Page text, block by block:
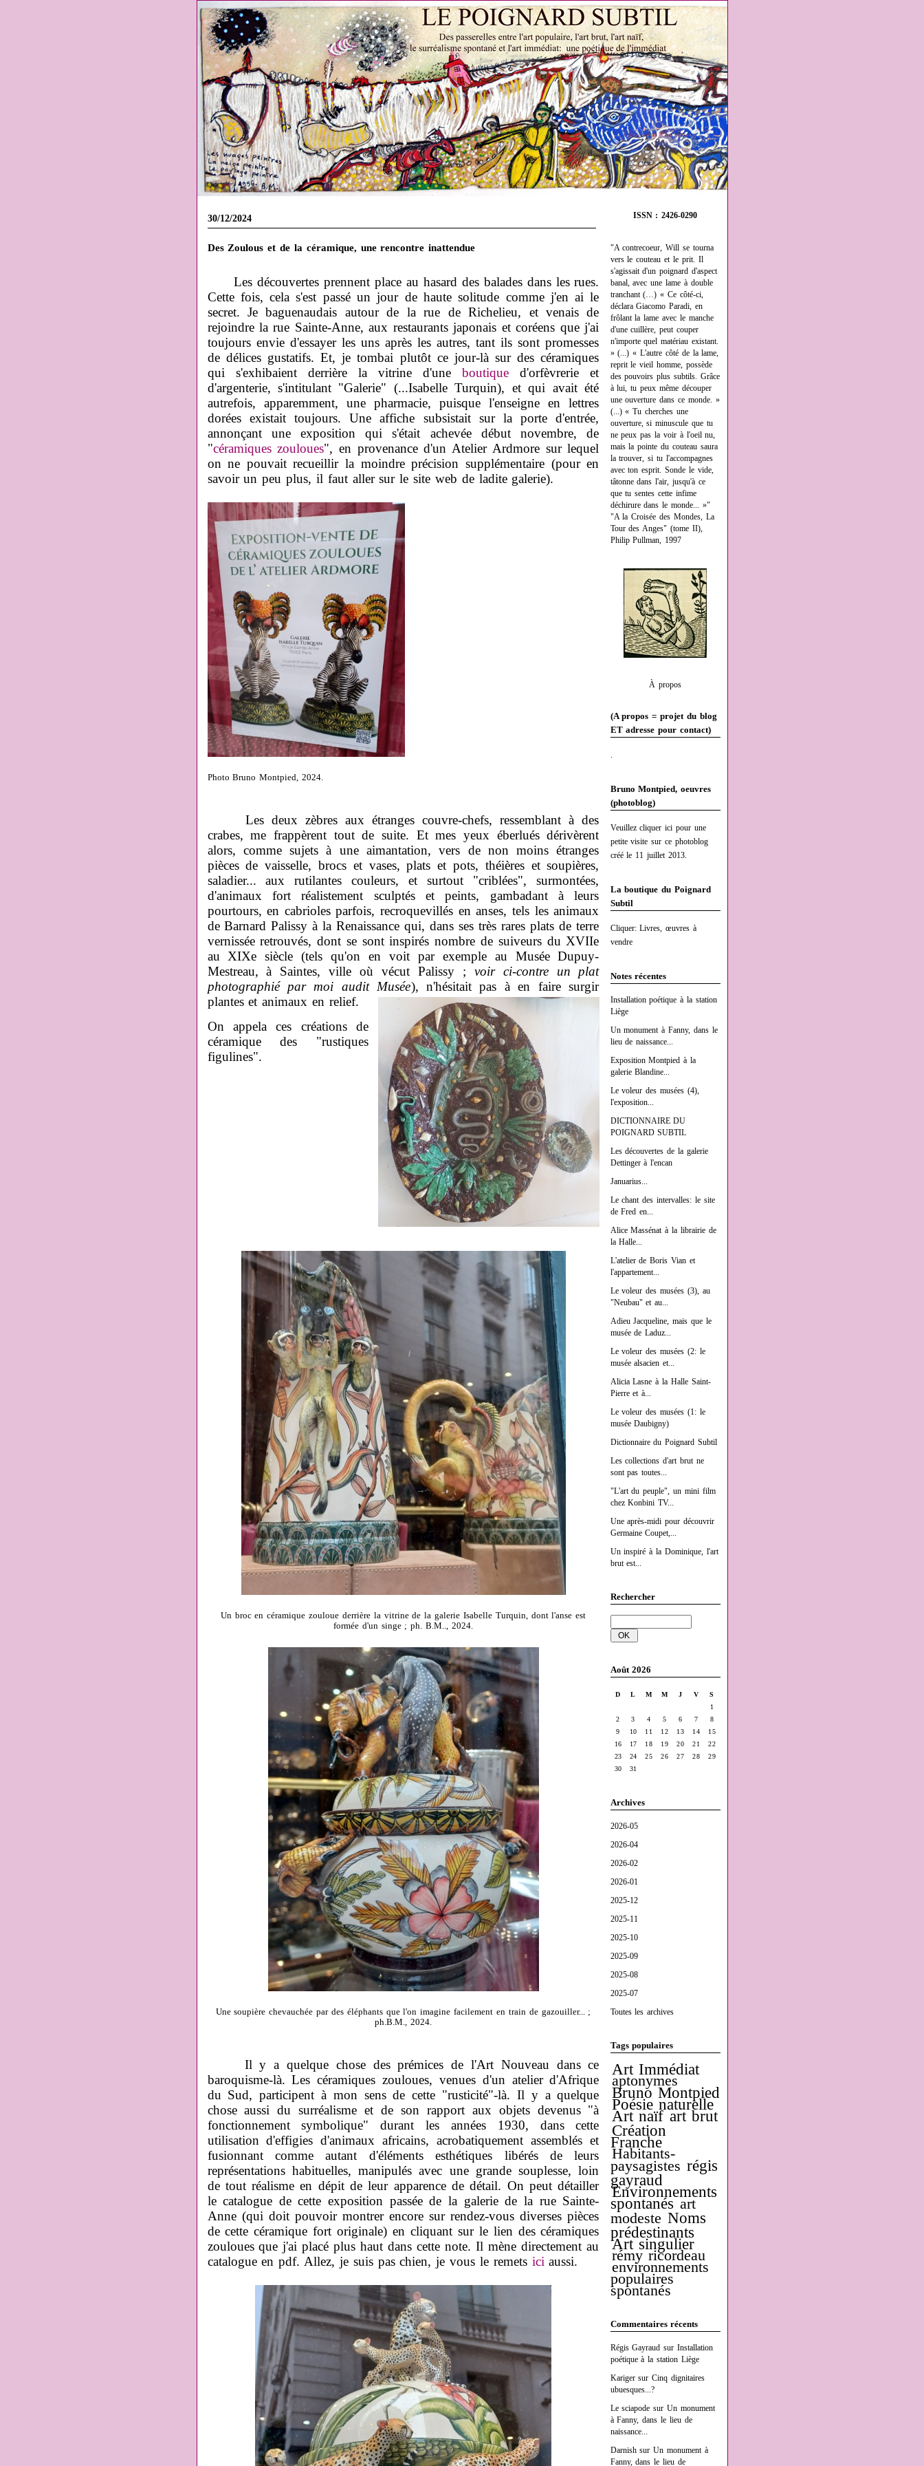
ISSN : 2426-0290
"A contrecoeur, Will se tourna
vers le couteau et le prit. Il
s'agissait d'un poignard d'aspect
banal, avec une lame à double
tranchant (…) « Ce côté-ci,
déclara Giacomo Paradi, en
frôlant la lame avec le manche
d'une cuillère, peut couper
n'importe quel matériau existant.
» (...) « L'autre côté de la lame,
reprit le vieil homme, possède
des pouvoirs plus subtils. Grâce
à lui, tu peux même découper
une ouverture dans ce monde. »
(...) « Tu cherches une
ouverture, si minuscule que tu
ne peux pas la voir à l'oeil nu,
mais la pointe du couteau saura
la trouver, si tu l'accompagnes
avec ton esprit. Sonde le vide,
tâtonne dans l'air, jusqu'à ce
que tu sentes cette infime
déchirure dans le monde... »"
"A la Croisée des Mondes, La
Tour des Anges" (tome II),
Philip Pullman, 1997
À propos
(A propos = projet du blog
ET adresse pour contact)
.
Bruno Montpied, oeuvres
(photoblog)
Veuillez cliquer ici pour une
petite visite sur ce photoblog
créé le 11 juillet 2013.
La boutique du Poignard
Subtil
Cliquer: Livres, œuvres à
vendre
Notes récentes
Installation poétique à la station
Liège
Un monument à Fanny, dans le
lieu de naissance...
Exposition Montpied à la
galerie Blandine...
Le voleur des musées (4),
l'exposition...
DICTIONNAIRE DU
POIGNARD SUBTIL
Les découvertes de la galerie
Dettinger à l'encan
Januarius...
Le chant des intervalles: le site
de Fred en...
Alice Massénat à la librairie de
la Halle...
L'atelier de Boris Vian et
l'appartement...
Le voleur des musées (3), au
"Neubau" et au...
Adieu Jacqueline, mais que le
musée de Laduz...
Le voleur des musées (2: le
musée alsacien et...
Alicia Lasne à la Halle Saint-
Pierre et à...
Le voleur des musées (1: le
musée Daubigny)
Dictionnaire du Poignard Subtil
Les collections d'art brut ne
sont pas toutes...
"L'art du peuple", un mini film
chez Konbini TV...
Une après-midi pour découvrir
Germaine Coupet,...
Un inspiré à la Dominique, l'art
brut est...
Rechercher
Août 2026
D L M M J V
S
1
2
3 4 5 6 7
8
9
10 11 12 13 14
15
16
17 18 19 20 21
22
23
24 25 26 27 28
29
30
31
Archives
2026-05
2026-04
2026-02
2026-01
2025-12
2025-11
2025-10
2025-09
2025-08
2025-07
Toutes les archives
Tags populaires
Art Immédiat
aptonymes
Bruno Montpied
Poésie naturelle
Art naïf art brut
Création
Franche
Habitants-
paysagistes régis
gayraud
Environnements
spontanés art
modeste Noms
prédestinants
Art singulier
rémy ricordeau
environnements
populaires
spontanés
Commentaires récents
Régis Gayraud surInstallation
poétique à la station Liège
KarigersurCinq dignitaires
ubuesques...?
Le sciapode surUn monument
à Fanny, dans le lieu de
naissance...
DarnishsurUn monument à
Fanny, dans le lieu de
30/12/2024
Des Zoulous et de la céramique, une rencontre inattendue
Les découvertes prennent place au hasard des balades dans les rues.
Cette fois, cela s'est passé un jour de haute solitude comme j'en ai le
secret. Je baguenaudais autour de la rue de Richelieu, et venais de
rejoindre la rue Sainte-Anne, aux restaurants japonais et coréens que j'ai
toujours envie d'essayer les uns après les autres, tant ils sont promesses
de délices gustatifs. Et, je tombai plutôt ce jour-là sur des céramiques
qui s'exhibaient derrière la vitrine d'uneboutique d'orfèvrerie et
d'argenterie, s'intitulant "Galerie" (...Isabelle Turquin), et qui avait été
autrefois, apparemment, une pharmacie, puisque l'enseigne en lettres
dorées existait toujours. Une affiche subsistait sur la porte d'entrée,
annonçant une exposition qui s'était achevée début novembre, de
"céramiques zouloues", en provenance d'un Atelier Ardmore sur lequel
on ne pouvait recueillir la moindre précision supplémentaire (pour en
savoir un peu plus, il faut aller sur le site web de ladite galerie).
Photo Bruno Montpied, 2024.
Les deux zèbres aux étranges couvre-chefs, ressemblant à des
crabes, me frappèrent tout de suite. Et mes yeux éberlués dérivèrent
alors, comme sujets à une aimantation, vers de non moins étranges
pièces de vaisselle, brocs et vases, plats et pots, théières et soupières,
saladier... aux rutilantes couleurs, et surtout "criblées", surmontées,
d'animaux fort réalistement sculptés et peints, gambadant à leurs
pourtours, en cabrioles parfois, recroquevillés en anses, tels les animaux
de Barnard Palissy à la Renaissance qui, dans ses très rares plats de terre
vernissée retrouvés, dont se sont inspirés nombre de suiveurs du XVIIe
au XIXe siècle (tels qu'on en voit par exemple au Musée Dupuy-
Mestreau, à Saintes, ville où vécut Palissy ; voir ci-contre un plat
photographié par moi audit Musée), n'hésitait pas à en faire surgir
plantes et animaux en relief.
On appela ces créations de
céramique des "rustiques
figulines".
Un broc en céramique zouloue derrière la vitrine de la galerie Isabelle Turquin, dont l'anse est
formée d'un singe ; ph. B.M.., 2024.
Une soupière chevauchée par des éléphants que l'on imagine facilement en train de gazouiller... ;
ph.B.M., 2024.
Il y a quelque chose des prémices de l'Art Nouveau dans ce
baroquisme-là. Les céramiques zouloues, venues d'un atelier d'Afrique
du Sud, participent à mon sens de cette "rusticité"-là. Il y a quelque
chose aussi du surréalisme et de son rapport aux objets devenus "à
fonctionnement symbolique" durant les années 1930, dans cette
utilisation d'effigies d'animaux africains, acrobatiquement assemblés et
fusionnant comme autant d'éléments esthétiques libérés de leurs
représentations habituelles, manipulés avec une grande souplesse, loin
de tout réalisme en dépit de leur apparence de détail. On peut détailler
le catalogue de cette exposition passée de la galerie de la rue Sainte-
Anne (qui doit pouvoir montrer encore sur rendez-vous diverses pièces
de cette céramique fort originale) en cliquant sur le lien des céramiques
zouloues que j'ai placé plus haut dans cette note. Il mène directement au
catalogue en pdf. Allez, je suis pas chien, je vous le remets ici aussi.